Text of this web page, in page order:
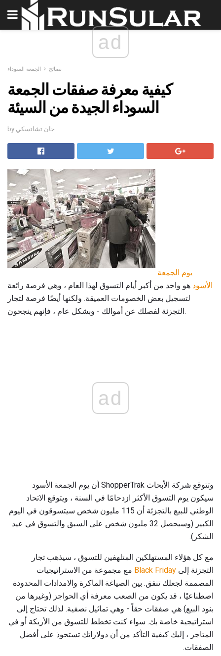
ad
نصائح الجمعة السوداء
كيفية معرفة صفقات الجمعة
السوداء الجيدة من السيئة
by جان تشاتسكي
يوم الجمعة
الأسود هو واحد من أكبر أيام التسوق لهذا العام ، وهي فرصة رائعة
لتسجيل بعض الخصومات العميقة. ولكنها أيضًا فرصة لتجار
التجزئة لفصلك عن أموالك - وبشكل عام ، فإنهم ينجحون.
ad
وتتوقع شركة الأبحاث ShopperTrak أن يوم الجمعة الأسود
سيكون يوم التسوق الأكثر ازدحامًا في السنة ، ويتوقع الاتحاد
الوطني للبيع بالتجزئة أن 115 مليون شخص سيتسوقون في اليوم
الكبير (وسيحصل 32 مليون شخص على السبق والتسوق في عيد
الشكر).
مع كل هؤلاء المستهلكين المتلهفين للتسوق ، سيذهب تجار
التجزئة إلى Black Friday مع مجموعة من الاستراتيجيات
المصممة لجعلك تنفق. بين الصياغة الماكرة والامدادات المحدودة
اصطناعيًا ، قد يكون من الصعب معرفة أي الحواجز (وغيرها من
بنود البيع) هي صفقات حقاً - وهي تماثيل نصفية. لذلك تحتاج إلى
استراتيجية خاصة بك. سواء كنت تخطط للتسوق من الأريكة أو في
المتاجر ، إليك كيفية التأكد من أن دولاراتك تستحوذ على أفضل
الصفقات.